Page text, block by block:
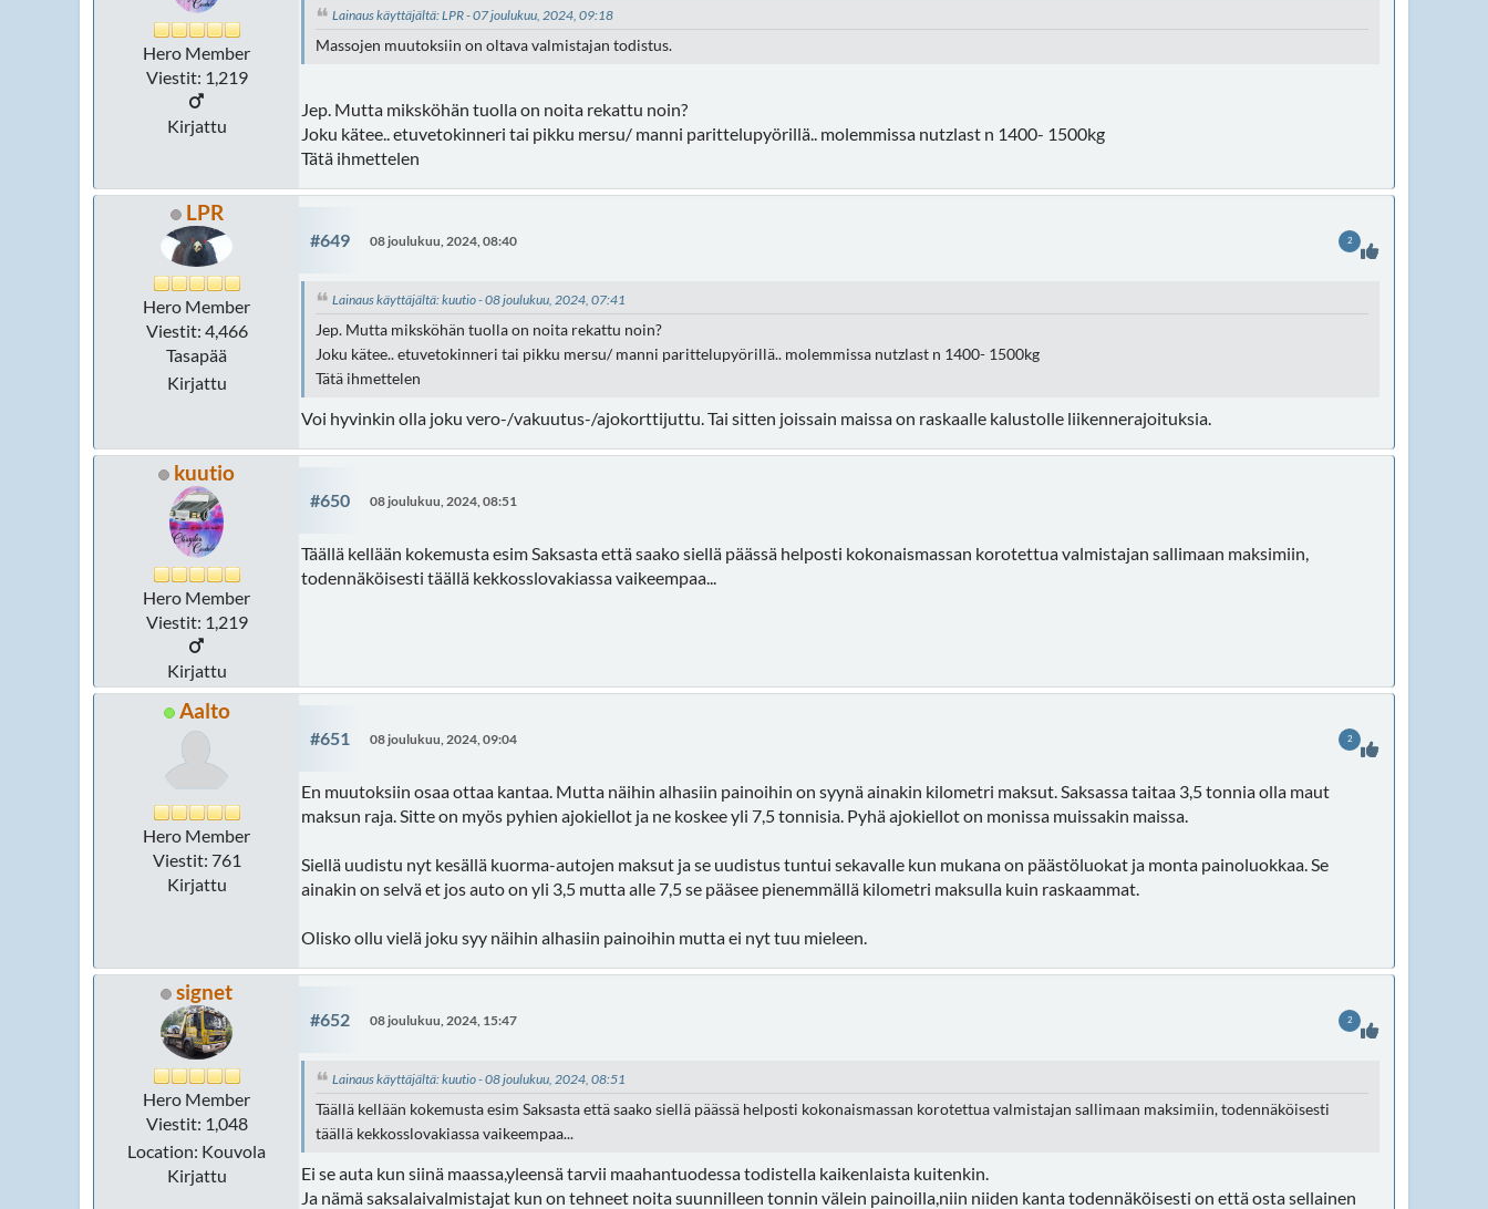
Hero Member
Viestit: 1,219
Kirjattu
Lainaus käyttäjältä: LPR - 07 joulukuu, 2024, 09:18
Massojen muutoksiin on oltava valmistajan todistus.
Jep. Mutta miksköhän tuolla on noita rekattu noin?
Joku kätee.. etuvetokinneri tai pikku mersu/ manni parittelupyörillä.. molemmissa nutzlast n 1400- 1500kg
Tätä ihmettelen
LPR
Hero Member
Viestit: 4,466
Tasapää
Kirjattu
#649 08 joulukuu, 2024, 08:40
Lainaus käyttäjältä: kuutio - 08 joulukuu, 2024, 07:41
Jep. Mutta miksköhän tuolla on noita rekattu noin?
Joku kätee.. etuvetokinneri tai pikku mersu/ manni parittelupyörillä.. molemmissa nutzlast n 1400- 1500kg
Tätä ihmettelen
Voi hyvinkin olla joku vero-/vakuutus-/ajokorttijuttu. Tai sitten joissain maissa on raskaalle kalustolle liikennerajoituksia.
2
kuutio
Hero Member
Viestit: 1,219
Kirjattu
#650 08 joulukuu, 2024, 08:51
Täällä kellään kokemusta esim Saksasta että saako siellä päässä helposti kokonaismassan korotettua valmistajan sallimaan maksimiin,
todennäköisesti täällä kekkosslovakiassa vaikeempaa...
Aalto
Hero Member
Viestit: 761
Kirjattu
#651 08 joulukuu, 2024, 09:04
En muutoksiin osaa ottaa kantaa. Mutta näihin alhasiin painoihin on syynä ainakin kilometri maksut. Saksassa taitaa 3,5 tonnia olla maut
maksun raja. Sitte on myös pyhien ajokiellot ja ne koskee yli 7,5 tonnisia. Pyhä ajokiellot on monissa muissakin maissa.
Siellä uudistu nyt kesällä kuorma-autojen maksut ja se uudistus tuntui sekavalle kun mukana on päästöluokat ja monta painoluokkaa. Se
ainakin on selvä et jos auto on yli 3,5 mutta alle 7,5 se pääsee pienemmällä kilometri maksulla kuin raskaammat.
Olisko ollu vielä joku syy näihin alhasiin painoihin mutta ei nyt tuu mieleen.
2
signet
Hero Member
Viestit: 1,048
Location: Kouvola
Kirjattu
#652 08 joulukuu, 2024, 15:47
Lainaus käyttäjältä: kuutio - 08 joulukuu, 2024, 08:51
Täällä kellään kokemusta esim Saksasta että saako siellä päässä helposti kokonaismassan korotettua valmistajan sallimaan maksimiin, todennäköisesti
täällä kekkosslovakiassa vaikeempaa...
Ei se auta kun siinä maassa,yleensä tarvii maahantuodessa todistella kaikenlaista kuitenkin.
Ja nämä saksalaivalmistajat kun on tehneet noita suunnilleen tonnin välein painoilla,niin niiden kanta todennäköisesti on että osta sellainen
2